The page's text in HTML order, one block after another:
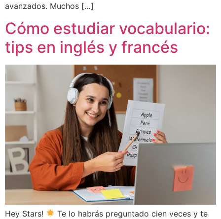
avanzados. Muchos […]
Cómo estudiar vocabulario:
tips en inglés y francés
Hey Stars!
Te lo habrás preguntado cien veces y te